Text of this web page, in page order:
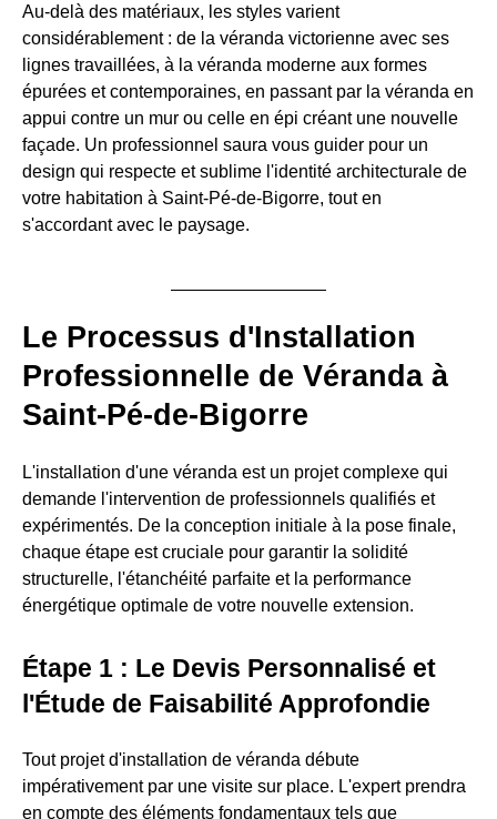
Au-delà des matériaux, les styles varient
considérablement : de la véranda victorienne avec ses
lignes travaillées, à la véranda moderne aux formes
épurées et contemporaines, en passant par la véranda en
appui contre un mur ou celle en épi créant une nouvelle
façade. Un professionnel saura vous guider pour un
design qui respecte et sublime l'identité architecturale de
votre habitation à Saint-Pé-de-Bigorre, tout en
s'accordant avec le paysage.
Le Processus d'Installation
Professionnelle de Véranda à
Saint-Pé-de-Bigorre
L'installation d'une véranda est un projet complexe qui
demande l'intervention de professionnels qualifiés et
expérimentés. De la conception initiale à la pose finale,
chaque étape est cruciale pour garantir la solidité
structurelle, l'étanchéité parfaite et la performance
énergétique optimale de votre nouvelle extension.
Étape 1 : Le Devis Personnalisé et
l'Étude de Faisabilité Approfondie
Tout projet d'installation de véranda débute
impérativement par une visite sur place. L'expert prendra
en compte des éléments fondamentaux tels que